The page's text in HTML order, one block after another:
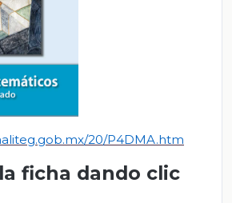
20/P4DMA.htm
ficha dando clic